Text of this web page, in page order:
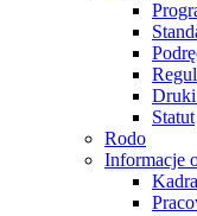
Druki
Statut
Rodo
Informacje